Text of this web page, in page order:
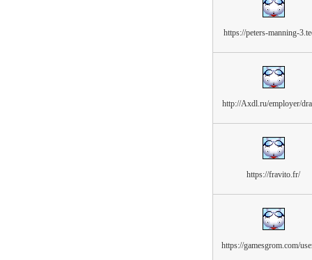
https://peters-manning-
http://Axdl.ru/employer/
https://fravito.fr/
https://gamesgrom.com/